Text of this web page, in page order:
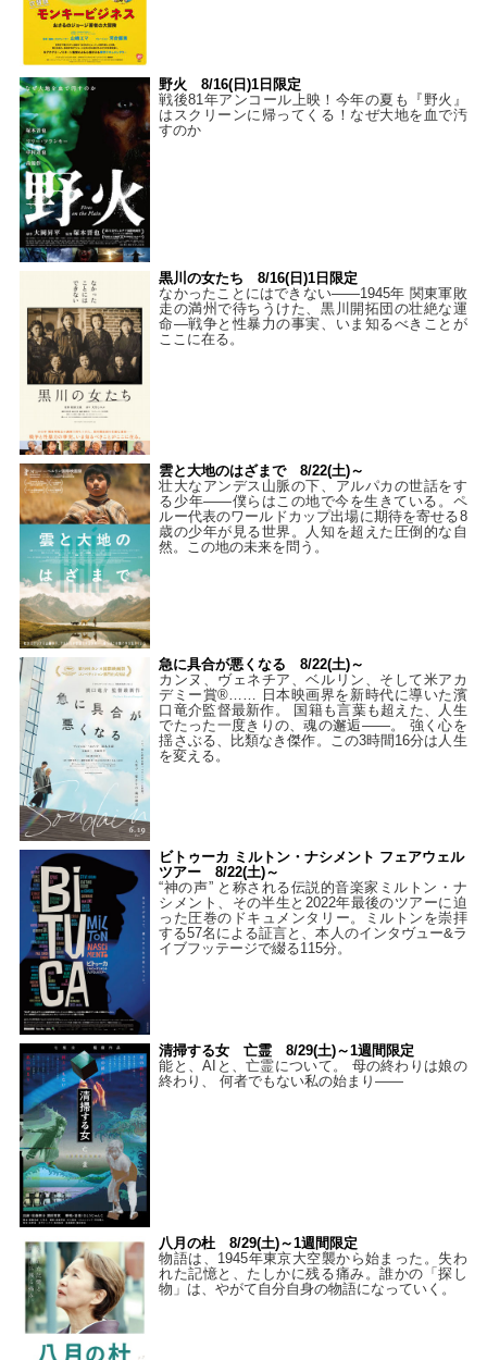
野火 8/16(日)1日限定
戦後81年アンコール上映！今年の夏も『野火』
はスクリーンに帰ってくる！なぜ大地を血で汚
すのか
黒川の女たち 8/16(日)1日限定
なかったことにはできない——1945年 関東軍敗
走の満州で待ちうけた、黒川開拓団の壮絶な運
命―戦争と性暴力の事実、いま知るべきことが
ここに在る。
雲と大地のはざまで 8/22(土)～
壮大なアンデス山脈の下、アルパカの世話をす
る少年――僕らはこの地で今を生きている。ペ
ルー代表のワールドカップ出場に期待を寄せる8
歳の少年が見る世界。人知を超えた圧倒的な自
然。この地の未来を問う。
急に具合が悪くなる 8/22(土)～
カンヌ、ヴェネチア、ベルリン、そして米アカ
デミー賞®…… 日本映画界を新時代に導いた濱
口竜介監督最新作。 国籍も言葉も超えた、人生
でたった一度きりの、魂の邂逅――。 強く心を
揺さぶる、比類なき傑作。この3時間16分は人生
を変える。
ビトゥーカ ミルトン・ナシメント フェアウェル
ツアー 8/22(土)～
“神の声” と称される伝説的音楽家ミルトン・ナ
シメント、その半生と2022年最後のツアーに迫
った圧巻のドキュメンタリー。ミルトンを崇拝
する57名による証言と、本人のインタヴュー&ラ
イブフッテージで綴る115分。
清掃する女 亡霊 8/29(土)～1週間限定
能と、AIと、亡霊について。 母の終わりは娘の
終わり、 何者でもない私の始まり――
八月の杜 8/29(土)～1週間限定
物語は、1945年東京大空襲から始まった。失わ
れた記憶と、たしかに残る痛み。誰かの「探し
物」は、やがて自分自身の物語になっていく。